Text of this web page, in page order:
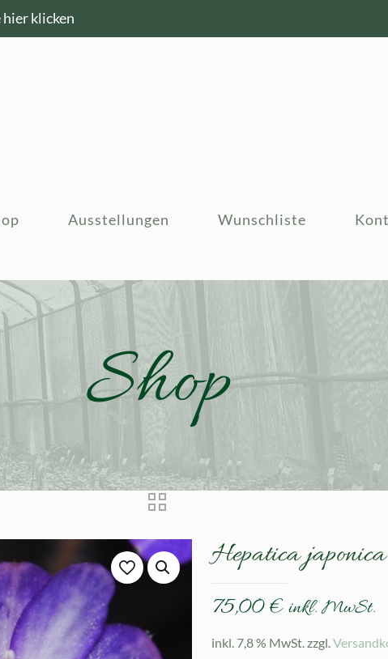
klicken
Ausstellungen Wunschliste
Shop
Hepatica
75,00€ inkl. MwSt.
inkl. 7,8 % MwSt.zzgl.